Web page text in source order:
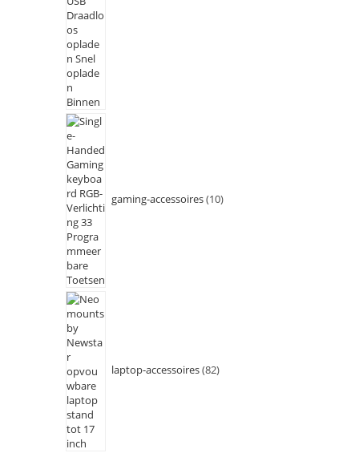
gaming-accessoires 10
laptop-accessoires 82